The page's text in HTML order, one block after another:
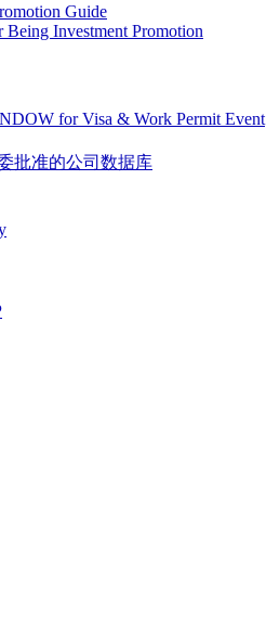
Guide
Being Investment Promotion
for Visa & Work Permit Event
批准的公司数据库